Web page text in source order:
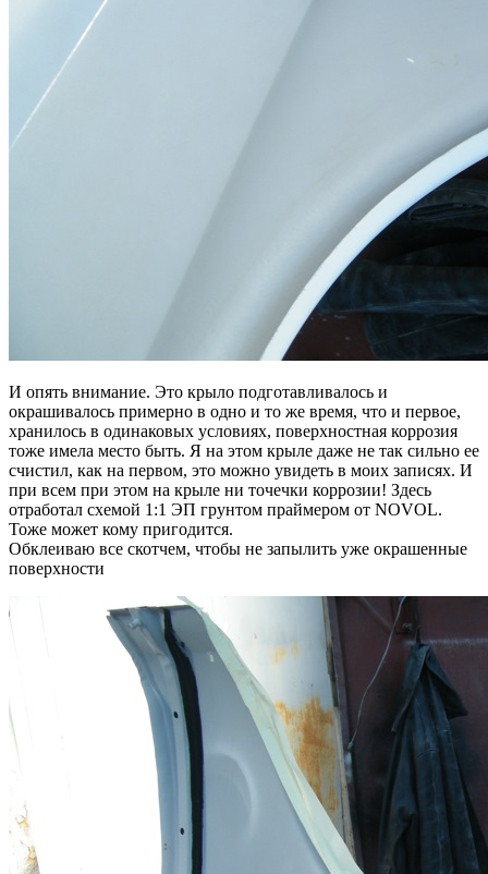
И опять внимание. Это крыло подготавливалось и
окрашивалось примерно в одно и то же время, что и первое,
хранилось в одинаковых условиях, поверхностная коррозия
тоже имела место быть. Я на этом крыле даже не так сильно ее
счистил, как на первом, это можно увидеть в моих записях. И
при всем при этом на крыле ни точечки коррозии! Здесь
отработал схемой 1:1 ЭП грунтом праймером от NOVOL.
Тоже может кому пригодится.
Обклеиваю все скотчем, чтобы не запылить уже окрашенные
поверхности